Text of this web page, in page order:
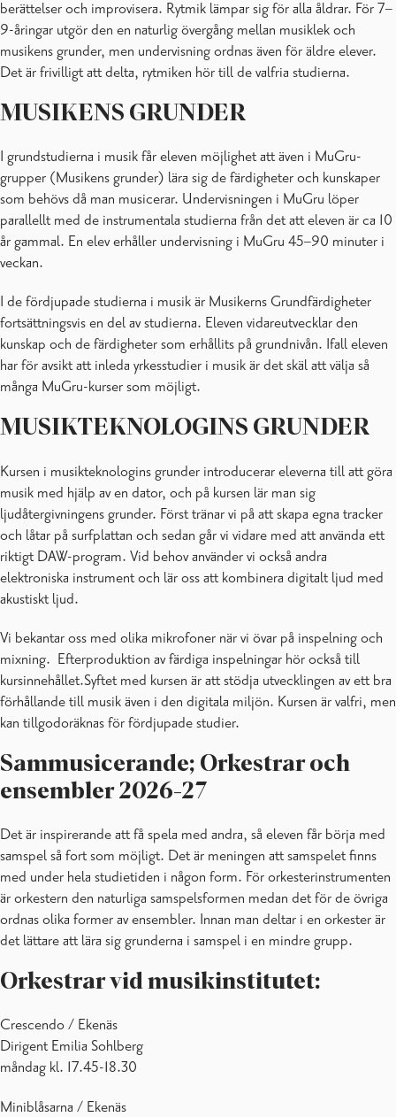
berättelser och improvisera. Rytmik lämpar sig för alla åldrar. För 7–
9-åringar utgör den en naturlig övergång mellan musiklek och
musikens grunder, men undervisning ordnas även för äldre elever.
Det är frivilligt att delta, rytmiken hör till de valfria studierna.
MUSIKENS GRUNDER
I grundstudierna i musik får eleven möjlighet att även i MuGru-
grupper (Musikens grunder) lära sig de färdigheter och kunskaper
som behövs då man musicerar. Undervisningen i MuGru löper
parallellt med de instrumentala studierna från det att eleven är ca 10
år gammal. En elev erhåller undervisning i MuGru 45–90 minuter i
veckan.
I de fördjupade studierna i musik är Musikerns Grundfärdigheter
fortsättningsvis en del av studierna. Eleven vidareutvecklar den
kunskap och de färdigheter som erhållits på grundnivån. Ifall eleven
har för avsikt att inleda yrkesstudier i musik är det skäl att välja så
många MuGru-kurser som möjligt.
MUSIKTEKNOLOGINS GRUNDER
Kursen i musikteknologins grunder introducerar eleverna till att göra
musik med hjälp av en dator, och på kursen lär man sig
ljudåtergivningens grunder. Först tränar vi på att skapa egna tracker
och låtar på surfplattan och sedan går vi vidare med att använda ett
riktigt DAW-program. Vid behov använder vi också andra
elektroniska instrument och lär oss att kombinera digitalt ljud med
akustiskt ljud.
Vi bekantar oss med olika mikrofoner när vi övar på inspelning och
mixning. Efterproduktion av färdiga inspelningar hör också till
kursinnehållet.Syftet med kursen är att stödja utvecklingen av ett bra
förhållande till musik även i den digitala miljön. Kursen är valfri, men
kan tillgodoräknas för fördjupade studier.
Sammusicerande; Orkestrar och
ensembler 2026-27
Det är inspirerande att få spela med andra, så eleven får börja med
samspel så fort som möjligt. Det är meningen att samspelet finns
med under hela studietiden i någon form. För orkesterinstrumenten
är orkestern den naturliga samspelsformen medan det för de övriga
ordnas olika former av ensembler. Innan man deltar i en orkester är
det lättare att lära sig grunderna i samspel i en mindre grupp.
Orkestrar vid musikinstitutet:
Crescendo / Ekenäs
Dirigent Emilia Sohlberg
måndag kl. 17.45-18.30
Miniblåsarna / Ekenäs